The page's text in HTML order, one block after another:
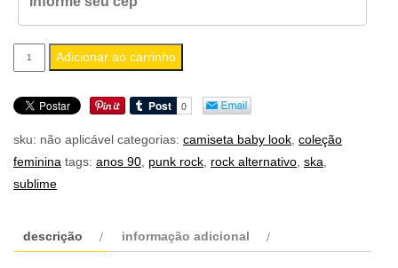
camiseta
feminina
baby
sublime
quantidade
Adicionar ao carrinho
sku: não aplicável categorias: camiseta baby look coleção
feminina tags: anos 90 punk rock rock alternativo ska
sublime
descrição informação adicional